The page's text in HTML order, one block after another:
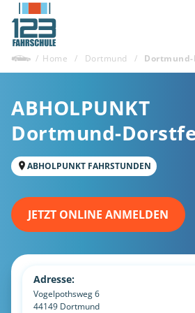
/ Home / Dortmund /
ABHOLPUNKT
Dortmund-
ABHOLPUNKT FAHRSTUNDEN
JETZT ONLINE ANMELDEN
Adresse:
Vogelpothsweg 6
44149 Dortmund